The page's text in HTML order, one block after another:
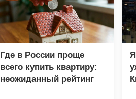
Где в России проще
всего купить квартиру:
неожиданный рейтинг